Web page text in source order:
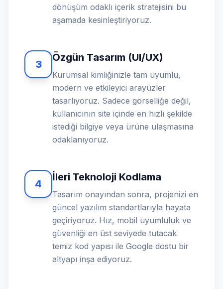
dönüşüm odaklı içerik stratejisini bu
aşamada kesinleştiriyoruz.
3
Özgün Tasarım (UI/UX)
Kurumsal kimliğinizle tam uyumlu,
modern ve etkileyici arayüzler
tasarlıyoruz. Sadece görselliğe değil,
kullanıcının site içinde en hızlı şekilde
istediği bilgiye veya ürüne ulaşmasına
odaklanıyoruz.
4
İleri Teknoloji Kodlama
Tasarım onayından sonra, projenizi en
güncel yazılım standartlarıyla hayata
geçiriyoruz. Hız, mobil uyumluluk ve
güvenliği en üst seviyede tutacak
temiz kod yapısı ile Google dostu bir
altyapı inşa ediyoruz.